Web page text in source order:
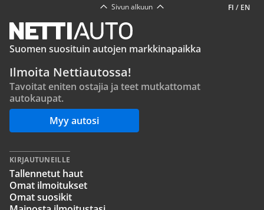
FI / EN
Sivun alkuun
Suomen suosituin autojen markkinapaikka
Ilmoita Nettiautossa!
Tavoitat eniten ostajia ja teet mutkattomat
autokaupat.
Myy autosi
KIRJAUTUNEILLE
Tallennetut haut
Omat ilmoitukset
Omat suosikit